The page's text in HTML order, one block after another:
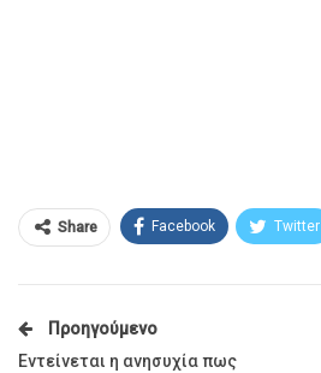
Share Facebook Twitter
Προηγούμενο
Εντείνεται η ανησυχία πως